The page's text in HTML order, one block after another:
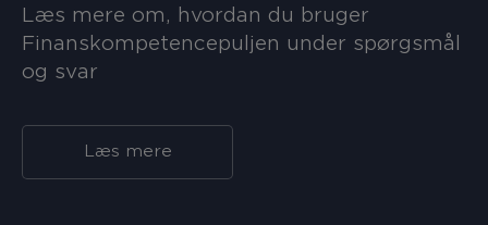
Læs mere om, hvordan du bruger
Finanskompetencepuljen under spørgsmål
og svar
Læs mere